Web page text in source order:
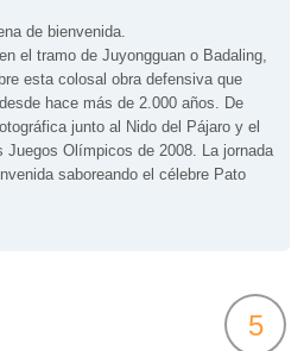
de bienvenida.
el tramo de Juyongguan o Badaling,
esta colosal obra defensiva que
hace más de 2.000 años. De
junto al Nido del Pájaro y el
Juegos Olímpicos de 2008. La jornada
saboreando el célebre Pato
5